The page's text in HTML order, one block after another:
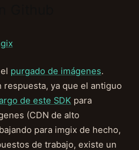
purgado de imágenes.
respuesta, ya que el antiguo
de este SDK para
(CDN de alto
para imgix de hecho,
de trabajo, existe un